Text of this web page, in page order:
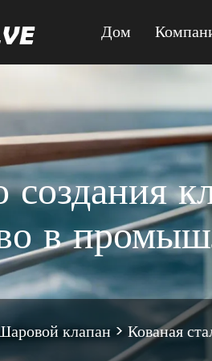
Дом
создания
в
клапан > Кованая